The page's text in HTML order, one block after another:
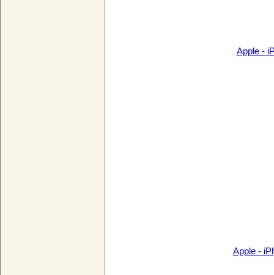
Apple -
Apple -